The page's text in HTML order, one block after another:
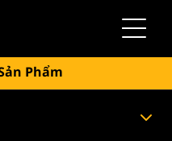
Phẩm